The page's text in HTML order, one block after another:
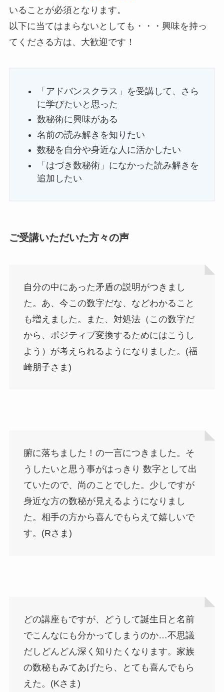
いることが必須となります。
以下に当てはまらないとしても・・・興味を持っ
てくださる方は、大歓迎です！
「アドバンスクラス」を受講して、さら
に学びたいと思った
数秘術に興味がある
名前の読み解きを知りたい
数秘を自分や身近な人に活かしたい
「はづき数秘術」になかった読み解きを
追加したい
ご受講いただいた方々の声
自分の中にあった矛盾の説明がつきまし
た。あ、今この数字だな、などわかること
も増えました。また、対処法（この数字だ
から、ポジティブ変換するためにはこうし
よう）が考えられるようになりました。(福
崎朋子さま)
腑に落ちました！の一言につきました。そ
うしたいと思う事がはっきり 数字として出
ていたので、尚のことでした。少しですが
身近な方の数秘が見えるようになりまし
た。相手の方から喜んでもらえて嬉しいで
す。(Rさま)
どの講座もですが、どうして誕生日と名前
でこんなにも分かってしまうのか…不思議
だしどんどん深く知りたくなります。家族
の数秘もみてあげたら、とても喜んでもら
えた。(Kさま)